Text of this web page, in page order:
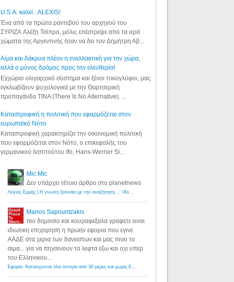
U.S.A. καλεί...ALEXIS!
Ένα από τα πρώτα ραντεβού του αρχηγού του
ΣΥΡΙΖΑ Αλέξη Τσίπρα, μόλις επέστρεψε από τα ιερά
χώματα της Αργεντινής ήταν να δει τον Δημήτρη Αβ...
Αίμα και δάκρυα πλέον η εναλλακτική για την χώρα,
αλλά ο μόνος δρόμος προς την ελευθερία!
Εγχώριο ολιγαρχικό σύστημα και ξένοι τοκογλύφοι, μας
εγκλωβίζουν ψυχολογικά με την Θαρτσερική
προπαγάνδα TINA (There Is No Alternative). ...
Καταστροφική η πολιτική που εφαρμόζεται στον
ευρωπαϊκό Νότο
Καταστροφική χαρακτηρίζει την οικονομική πολιτική
που εφαρμόζεται στον Νότο, ο επικεφαλής του
γερμανικού Ινστιτούτου Ifo, Hans-Werner Si...
Mic Mic
Δεν υπάρχει τέτοιο άρθρο στο planetnews
Λόγιος Ερμής | Η γνώση ξεκινάει με την αναζήτηση...: Ιδού οι 18 που χρωστούν 11 δις ευρώ!
Manos Sapountzakis
πιο δημοσιο και κουραφεξαλα γραφετε ειναι
ιδιωτικη επιχειρηση η πρωην εφορια που εγινε
ΑΑΔΕ στα χερια των δανειστων και μας πινει το
αιμα... για να πηγαινουν τα λεφτα εξω και οχι υπερ
του Ελληνικου...
Εφορία: Κατάσχονται όλα ύστερα από 30 μέρες και χωρίς δικαστικές αποφάσεις - Λόγιος Ερμής